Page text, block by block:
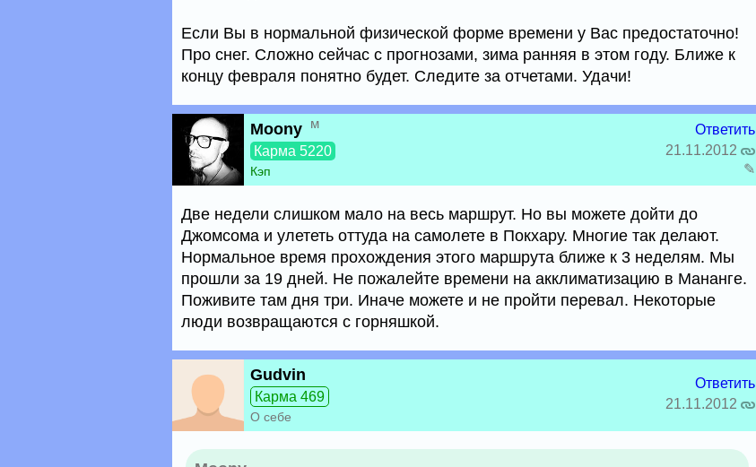
Если Вы в нормальной физической форме времени у Вас предостаточно!
Про снег. Сложно сейчас с прогнозами, зима ранняя в этом году. Ближе к
концу февраля понятно будет. Следите за отчетами. Удачи!
Moony м
Карма 5220
Кэп
Ответить
21.11.2012
✎
Две недели слишком мало на весь маршрут. Но вы можете дойти до
Джомсома и улететь оттуда на самолете в Покхару. Многие так делают.
Нормальное время прохождения этого маршрута ближе к 3 неделям. Мы
прошли за 19 дней. Не пожалейте времени на акклиматизацию в Мананге.
Поживите там дня три. Иначе можете и не пройти перевал. Некоторые
люди возвращаются с горняшкой.
Gudvin
Карма 469
О себе
Ответить
21.11.2012